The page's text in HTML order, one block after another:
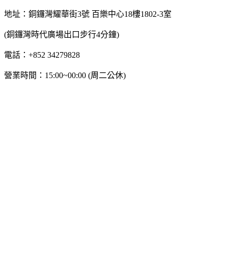
地址：銅鑼灣耀華街3號 百樂中心18樓1802-3室
(銅鑼灣時代廣場出口步行4分鐘)
電話：+852 34279828
營業時間：15:00~00:00 (周二公休)